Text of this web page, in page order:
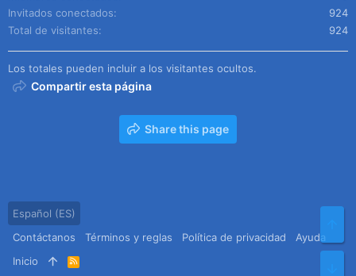
Invitados conectados
924
Total de visitantes
924
Los totales pueden incluir a los visitantes ocultos.
Compartir esta página
Share this page
Español (ES)
Contáctanos
Términos y reglas Política de privacidad
Ayuda
Inicio
R
S